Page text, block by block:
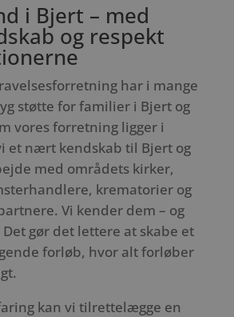
i Bjert – med
og respekt
har i mange
støtte for familier i Bjert og
vores forretning ligger i
et nært kendskab til Bjert og
med områdets kirker,
krematorier og
Vi kender dem – og
gør det lettere at skabe et
forløb, hvor alt forløber
kan vi tilrettelægge en